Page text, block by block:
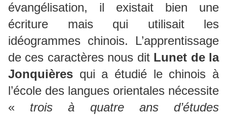
évangélisation, il existait bien une
écriture mais qui utilisait les
idéogrammes chinois. L’apprentissage
de ces caractères nous dit Lunet de la
Jonquières qui a étudié le chinois à
l’école des langues orientales nécessite
« trois à quatre ans d’études